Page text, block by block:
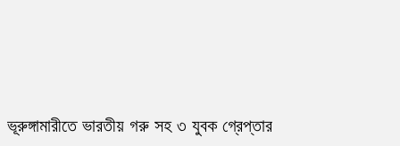
ভূরুঙ্গামারীতে ভারতীয় গরু সহ ৩ যুবক গ্রেপ্তার